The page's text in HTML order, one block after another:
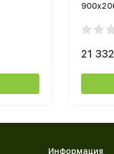
21 332
Информация